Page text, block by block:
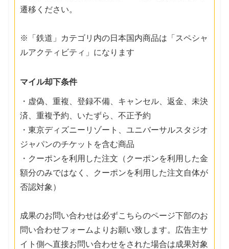
遷移ください。
※「鉄道」カテゴリ内の日本国内商品は「スペシャ
ルアクティビティ」になります
マイル却下条件
・虚偽、重複、登録不備、キャンセル、返金、未決
済、重複予約、いたずら、不正予約
・東京ディズニーリゾート、ユニバーサルスタジオ
ジャパンのチケットを含む商品
・クーポンを利用した注文（クーポンを利用した金
額分のみではなく、クーポンを利用した注文自体が
否認対象）
成果のお問い合わせは必ずこちらのページ下部のお
問い合わせフォームよりお願い致します。広告主サ
イト側へ直接お問い合わせをされた場合は成果対象